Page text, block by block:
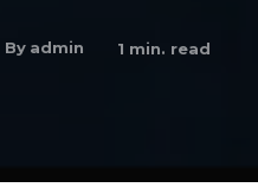
By admin 1 min. read